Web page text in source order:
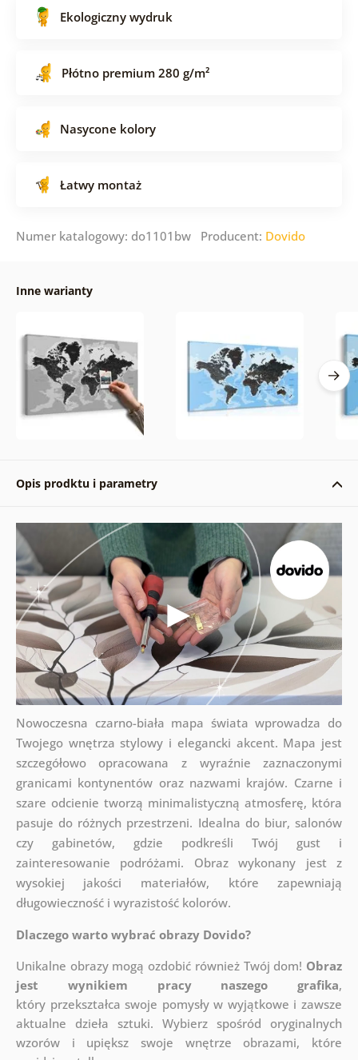
Ekologiczny wydruk
Płótno premium 280 g/m²
Nasycone kolory
Łatwy montaż
Numer katalogowy: do1101bw Producent: Dovido
Inne warianty
Opis prodktu i parametry
Nowoczesna czarno-biała mapa świata wprowadza do
Twojego wnętrza stylowy i elegancki akcent. Mapa jest
szczegółowo opracowana z wyraźnie zaznaczonymi
granicami kontynentów oraz nazwami krajów. Czarne i
szare odcienie tworzą minimalistyczną atmosferę, która
pasuje do różnych przestrzeni. Idealna do biur, salonów
czy gabinetów, gdzie podkreśli Twój gust i
zainteresowanie podróżami. Obraz wykonany jest z
wysokiej jakości materiałów, które zapewniają
długowieczność i wyrazistość kolorów.
Dlaczego warto wybrać obrazy Dovido?
Unikalne obrazy mogą ozdobić również Twój dom! Obraz
jest wynikiem pracy naszego grafika,
który przekształca swoje pomysły w wyjątkowe i zawsze
aktualne dzieła sztuki. Wybierz spośród oryginalnych
wzorów i upiększ swoje wnętrze obrazami, które